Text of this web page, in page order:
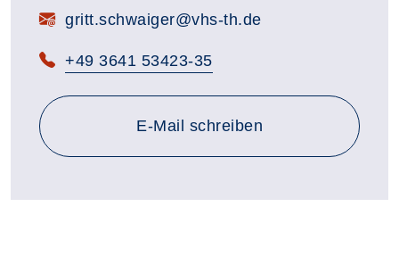
gritt.schwaiger@vhs-th.de
+49 3641 53423-35
E-Mail an gritt.schwaiger@vhs-
schreiben